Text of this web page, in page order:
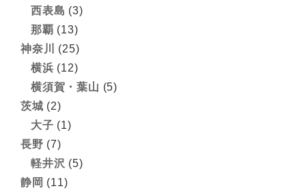
西表島 (3)
那覇 (13)
神奈川
(25)
横浜 (12)
横須賀・葉山 (5)
茨城 (2)
大子 (1)
長野 (7)
軽井沢 (5)
静岡 (11)